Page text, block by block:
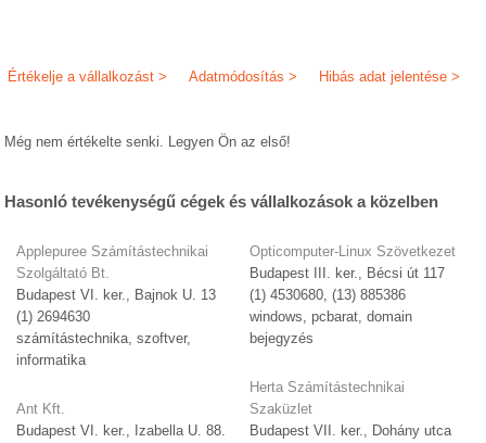
Hibás adat jelentése >
Adatmódosítás >
Értékelje a vállalkozást >
Még nem értékelte senki. Legyen Ön az első!
Hasonló tevékenységű cégek és vállalkozások a közelben
Applepuree Számítástechnikai
Szolgáltató Bt.
Budapest VI. ker., Bajnok U. 13
(1) 2694630
számítástechnika, szoftver,
informatika
Ant Kft.
Budapest VI. ker., Izabella U. 88.
Opticomputer-Linux Szövetkezet
Budapest III. ker., Bécsi út 117
(1) 4530680, (13) 885386
windows, pcbarat, domain
bejegyzés
Herta Számítástechnikai
Szaküzlet
Budapest VII. ker., Dohány utca